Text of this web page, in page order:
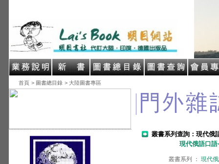
首頁 > 圖書總目錄 > 大陸圖書專區
叢書系列查詢：現代俄
現代俄語口語
叢書系列 ： 現代